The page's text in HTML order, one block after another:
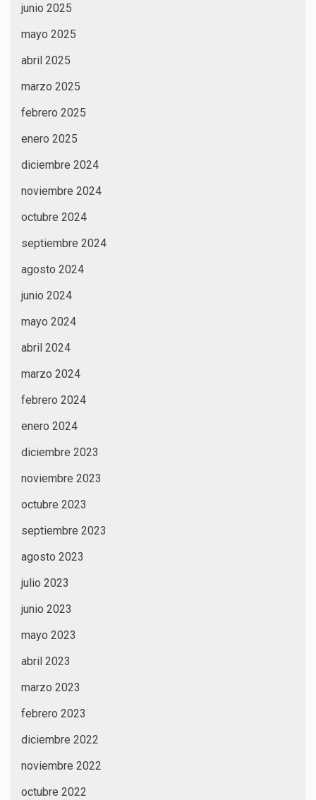
junio 2025
mayo 2025
abril 2025
marzo 2025
febrero 2025
enero 2025
diciembre 2024
noviembre 2024
octubre 2024
septiembre 2024
agosto 2024
junio 2024
mayo 2024
abril 2024
marzo 2024
febrero 2024
enero 2024
diciembre 2023
noviembre 2023
octubre 2023
septiembre 2023
agosto 2023
julio 2023
junio 2023
mayo 2023
abril 2023
marzo 2023
febrero 2023
diciembre 2022
noviembre 2022
octubre 2022